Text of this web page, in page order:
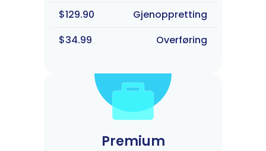
$129.90
Gjenoppretting
$34.99
Overføring
Premium